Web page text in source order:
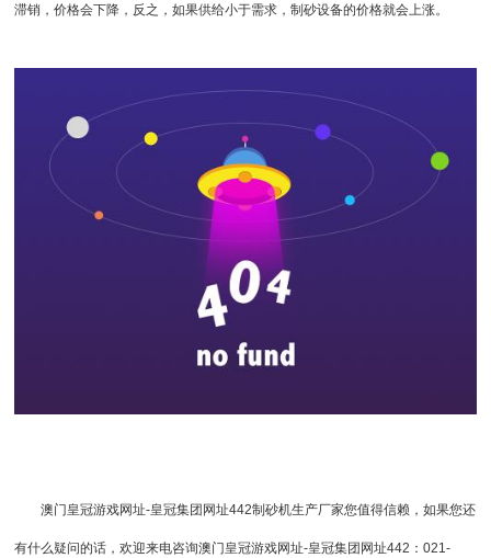
滞销，价格会下降，反之，如果供给小于需求，制砂设备的价格就会上涨。
澳门皇冠游戏网址-皇冠集团网址442制砂机生产厂家您值得信赖，如果您还
有什么疑问的话，欢迎来电咨询澳门皇冠游戏网址-皇冠集团网址442 ：021-